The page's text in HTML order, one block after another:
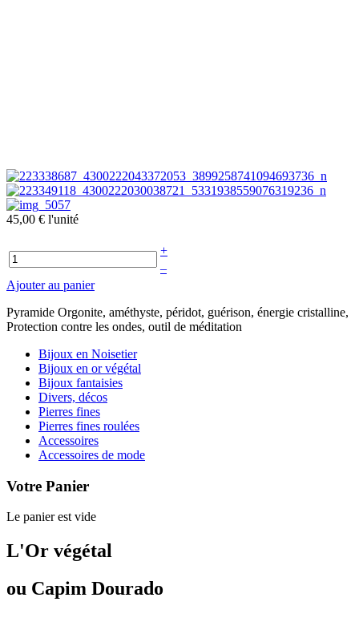
45,00 € l'unité
+
–
Ajouter au panier
Pyramide Orgonite, améthyste, péridot, guérison, énergie cristalline,
Protection contre les ondes, outil de méditation
Bijoux en Noisetier
Bijoux en or végétal
Bijoux fantaisies
Divers, décos
Pierres fines
Pierres fines roulées
Accessoires
Accessoires de mode
Votre Panier
Le panier est vide
L'Or végétal
ou Capim Dourado